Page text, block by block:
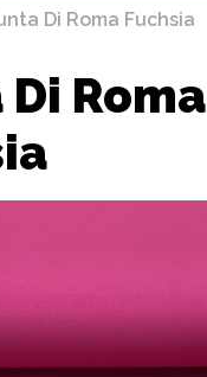
Di Roma Fuchsia
Roma